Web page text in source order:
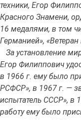
техники, Егор
Красного Знамени,
16 медалями, в том
Германией»,
За установление
Егор Филиппович
в 1966 г. ему было
РСФСР», в 1967 г. —
испытатель СССР», в
работу ему было